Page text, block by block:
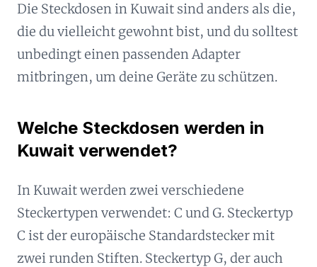
Die Steckdosen in Kuwait sind anders als die,
die du vielleicht gewohnt bist, und du solltest
unbedingt einen passenden Adapter
mitbringen, um deine Geräte zu schützen.
Welche Steckdosen werden in
Kuwait verwendet?
In Kuwait werden zwei verschiedene
Steckertypen verwendet: C und G. Steckertyp
C ist der europäische Standardstecker mit
zwei runden Stiften. Steckertyp G, der auch